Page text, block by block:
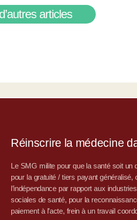
articles
Réinscrire la médecine
Le SMG milite pour que la santé soit un
pour la gratuité / tiers payant
l’indépendance par rapport aux
sociales de santé, pour la
paiement à l’acte, frein à un travail